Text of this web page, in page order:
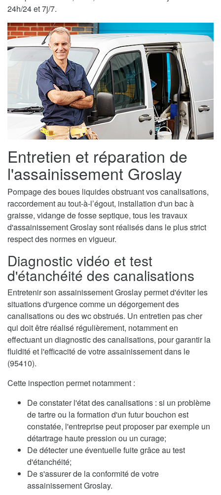
24h/24 et 7j/7.
Entretien et réparation de
l'assainissement Groslay
Pompage des boues liquides obstruant vos canalisations,
raccordement au tout-à-l’égout, installation d'un bac à
graisse, vidange de fosse septique, tous les travaux
d'assainissement Groslay sont réalisés dans le plus strict
respect des normes en vigueur.
Diagnostic vidéo et test
d'étanchéité des canalisations
Entretenir son assainissement Groslay permet d'éviter les
situations d'urgence comme un dégorgement des
canalisations ou des wc obstrués. Un entretien pas cher
qui doit être réalisé régulièrement, notamment en
effectuant un diagnostic des canalisations, pour garantir la
fluidité et l'efficacité de votre assainissement dans le
(95410).
Cette inspection permet notamment :
De constater l'état des canalisations : si un problème
de tartre ou la formation d'un futur bouchon est
constatée, l'entreprise peut proposer par exemple un
détartrage haute pression ou un curage;
De détecter une éventuelle fuite grâce au test
d'étanchéité;
De s'assurer de la conformité de votre
assainissement Groslay.